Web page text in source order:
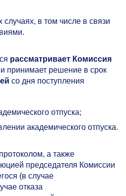
в том числе в связи
рассматривает Комиссия
принимает решение в срок
со дня поступления
отпуска;
академического отпуска.
а также
председателя Комиссии
(в случае
отказа